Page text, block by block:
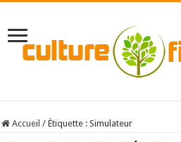
Accueil / Étiquette :Simulateur